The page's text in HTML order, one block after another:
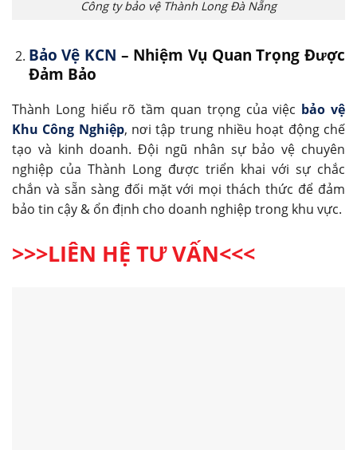
Công ty bảo vệ Thành Long Đà Nẵng
Bảo Vệ KCN – Nhiệm Vụ Quan Trọng Được
Đảm Bảo
Thành Long hiểu rõ tầm quan trọng của việc bảo vệ
Khu Công Nghiệp, nơi tập trung nhiều hoạt động chế
tạo và kinh doanh. Đội ngũ nhân sự bảo vệ chuyên
nghiệp của Thành Long được triển khai với sự chắc
chắn và sẵn sàng đối mặt với mọi thách thức để đảm
bảo tin cậy & ổn định cho doanh nghiệp trong khu vực.
>>>LIÊN HỆ TƯ VẤN<<<